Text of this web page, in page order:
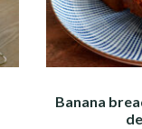
Banana